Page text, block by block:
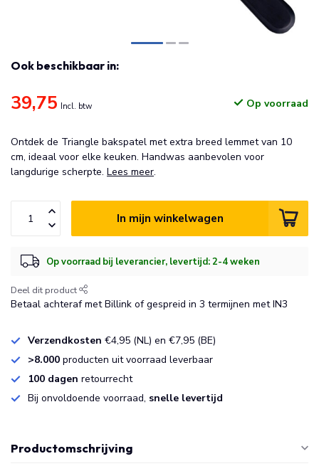
Ook beschikbaar in:
39,75 Incl. btw Op voorraad
Ontdek de Triangle bakspatel met extra breed lemmet van 10
cm, ideaal voor elke keuken. Handwas aanbevolen voor
langdurige scherpte. Lees meer.
In mijn winkelwagen
Op voorraad bij leverancier, levertijd: 2-4 weken
Deel dit product
Betaal achteraf met Billink of gespreid in 3 termijnen met IN3
Verzendkosten €4,95 (NL) en €7,95 (BE)
>8.000 producten uit voorraad leverbaar
100 dagen retourrecht
Bij onvoldoende voorraad, snelle levertijd
Productomschrijving